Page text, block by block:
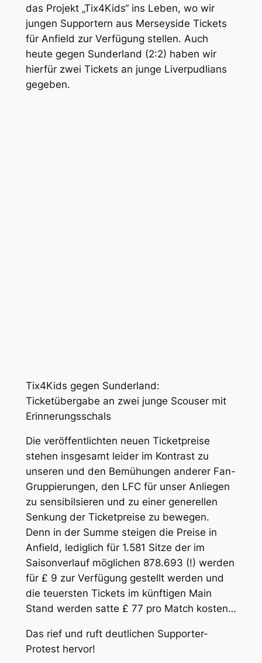
das Projekt „Tix4Kids“ ins Leben, wo wir
jungen Supportern aus Merseyside Tickets
für Anfield zur Verfügung stellen. Auch
heute gegen Sunderland (2:2) haben wir
hierfür zwei Tickets an junge Liverpudlians
gegeben.
Tix4Kids gegen Sunderland:
Ticketübergabe an zwei junge Scouser mit
Erinnerungsschals
Die veröffentlichten neuen Ticketpreise
stehen insgesamt leider im Kontrast zu
unseren und den Bemühungen anderer Fan-
Gruppierungen, den LFC für unser Anliegen
zu sensibilsieren und zu einer generellen
Senkung der Ticketpreise zu bewegen.
Denn in der Summe steigen die Preise in
Anfield, lediglich für 1.581 Sitze der im
Saisonverlauf möglichen 878.693 (!) werden
für £ 9 zur Verfügung gestellt werden und
die teuersten Tickets im künftigen Main
Stand werden satte £ 77 pro Match kosten…
Das rief und ruft deutlichen Supporter-
Protest hervor!